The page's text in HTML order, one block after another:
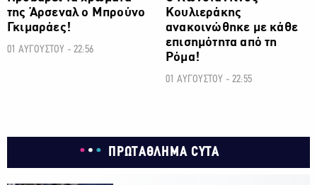
της Άρσεναλ ο Μπρούνο
Γκιμαράες!
01 ΑΥΓΟΥΣΤΟΥ - 22:56
Κουλιεράκης
ανακοινώθηκε με κάθε
επισημότητα από τη
Ρόμα!
01 ΑΥΓΟΥΣΤΟΥ - 22:55
ΠΡΩΤΑΘΛΗΜΑ CYTA